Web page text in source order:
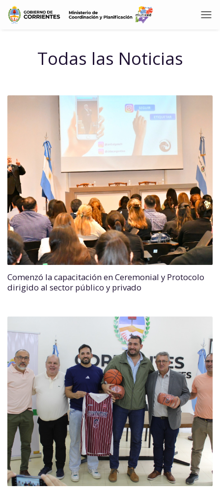
Todas las Noticias
Comenzó la capacitación en Ceremonial y Protocolo
dirigido al sector público y privado